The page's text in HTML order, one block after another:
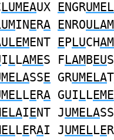
LUMEAUX ENGR
INERA ENRO
ENT EPLUCH
ILLAMES FLAMBEUS
SSE GRUMELAT
LERA GUILLEME
IENT JUMELASS
LERAI JUMELLER